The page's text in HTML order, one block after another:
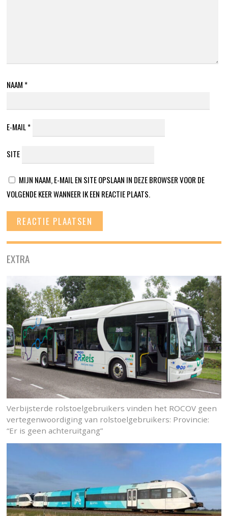
NAAM *
E-MAIL*
SITE
MIJN NAAM, E-MAIL EN SITE OPSLAAN IN DEZE BROWSER VOOR DE
VOLGENDE KEER WANNEER IK EEN REACTIE PLAATS.
EXTRA
Verbijsterde rolstoelgebruikers vinden het ROCOV geen
vertegenwoordiging van rolstoelgebruikers: Provincie:
“Er is geen achteruitgang”